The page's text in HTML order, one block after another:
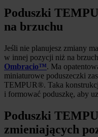
Poduszki
na brzuchu
Jeśli nie planujesz zmiany
w innej pozycji niż na
Ombracio™. Ma
miniaturowe poduszeczki
TEMPUR®. Taka
i formować poduszkę, aby
Poduszki
zmieniających